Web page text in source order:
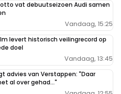
vat debuutseizoen Audi samen
Vandaag, 15:25
levert historisch veilingrecord op
doel
Vandaag, 13:45
advies van Verstappen: "Daar
al over gehad..."